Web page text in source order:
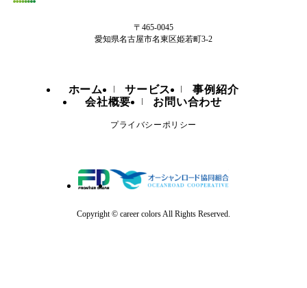
〒465-0045
愛知県名古屋市名東区姫若町3-2
ホーム サービス
事例紹介
会社概要
お問い合わせ
プライバシーポリシー
Copyright © career colors All Rights Reserved.